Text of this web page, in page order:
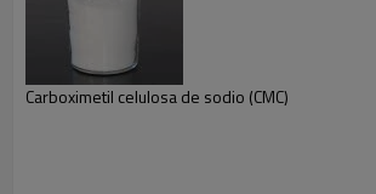
Carboximetil celulosa de sodio (CMC)